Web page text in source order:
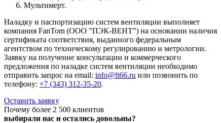
Мультимерт.
Наладку и паспортизацию систем вентиляции выполняет
компания FanTom (ООО ”ПЭК-ВЕНТ”) на основании наличия
сертификата соответствия, выданного федеральным
агентством по техническому регулированию и метрологии.
Заявку на получение консультации и коммерческого
предложения по наладке систем вентиляции необходимо
отправить запрос на email: info@ft66.ru или позвонить по
телефону: +7 (343) 312-35-20.
Оставить заявку
Почему более 2 500 клиентов
выбирали нас и остались довольны?